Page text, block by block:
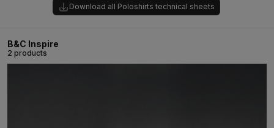
Download all Poloshirts technical sheets
B&C Inspire
2 products